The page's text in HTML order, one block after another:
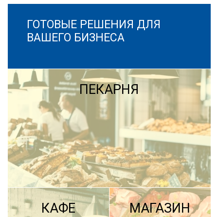
ГОТОВЫЕ РЕШЕНИЯ ДЛЯ
ВАШЕГО БИЗНЕСА
ПЕКАРНЯ
КАФЕ МАГАЗИН